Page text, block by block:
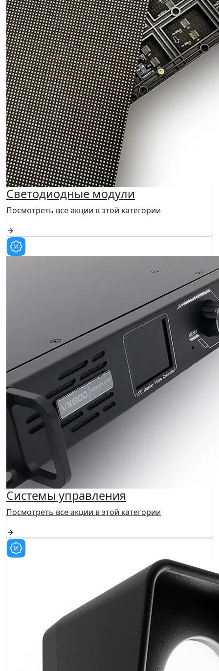
Светодиодные модули
Посмотреть все акции в этой категории
Системы управления
Посмотреть все акции в этой категории